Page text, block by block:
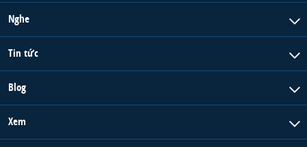
Nghe
Tin tức
Blog
Xem